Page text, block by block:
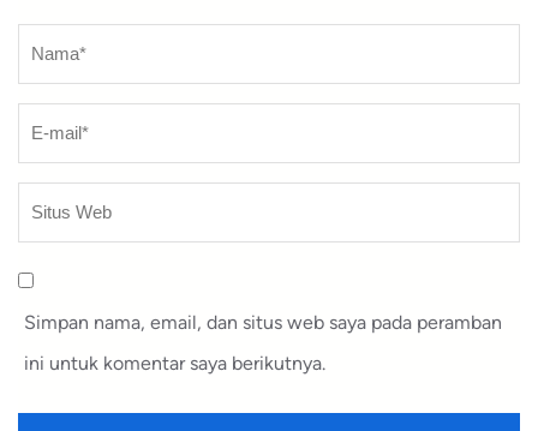
Nama
Simpan nama, email, dan situs web saya pada peramban
ini untuk komentar saya berikutnya.